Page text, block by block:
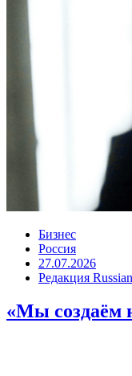
Бизнес
Россия
27.07.2026
Редакция
«Мы создаём